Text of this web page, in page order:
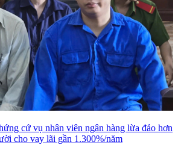
cứ vụ nhân viên ngân hàng lừa đảo hơn
cho vay lãi gần 1.300%/năm